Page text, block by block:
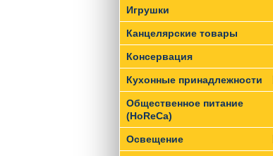
Игрушки
Канцелярские товары
Консервация
Кухонные принадлежности
Общественное питание
(HoReCa)
Освещение